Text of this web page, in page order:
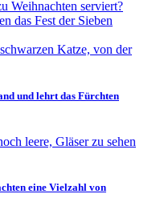
Weihnachten serviert?
das Fest der Sieben
und lehrt das Fürchten
eine Vielzahl von